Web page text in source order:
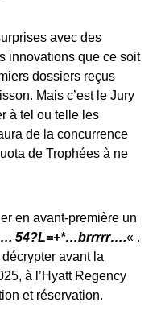
avec des
innovations que ce soit
dossiers reçus
Mais c’est le Jury
à tel ou telle les
de la concurrence
de Trophées à ne
en avant-première un
…. 54?L=+*…brrrrr….« .
avant la
à l’Hyatt Regency
et réservation.